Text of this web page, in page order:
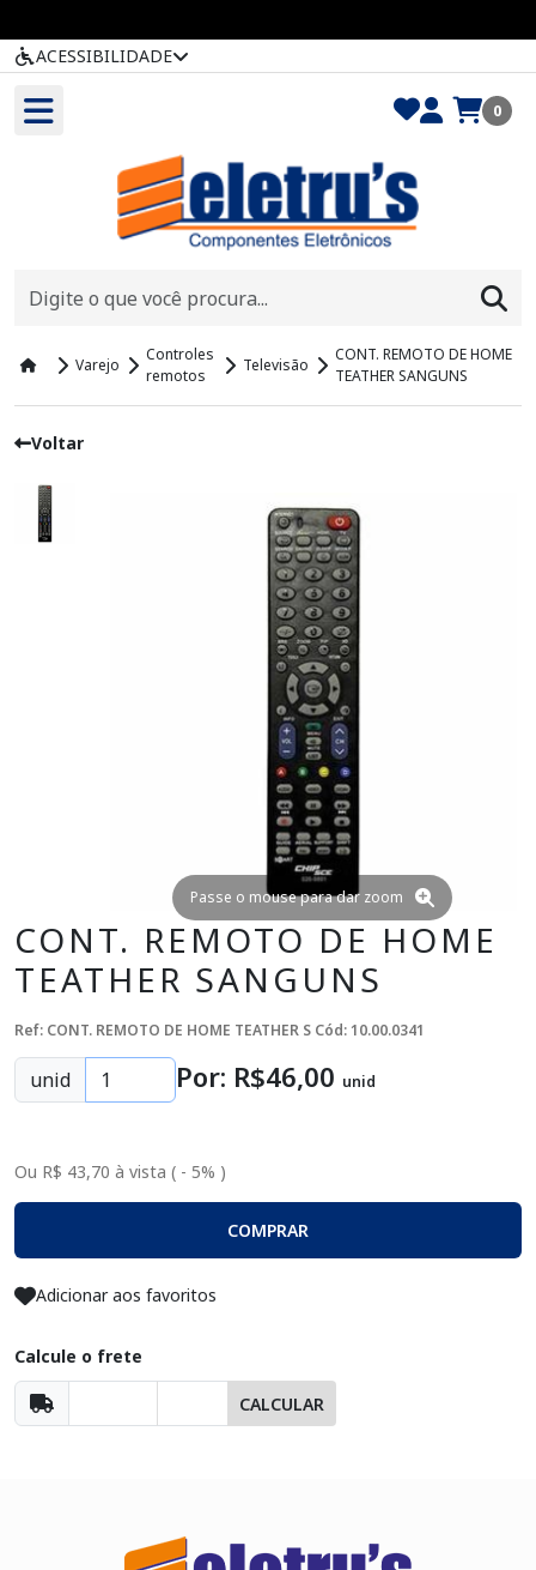
ACESSIBILIDADE
0
Varejo
Controles
remotos
Televisão
CONT. REMOTO DE HOME
TEATHER SANGUNS
Voltar
Passe o mouse para dar zoom
CONT. REMOTO DE HOME
TEATHER SANGUNS
Ref: CONT. REMOTO DE HOME TEATHER S Cód: 10.00.0341
unid Por: R$46,00 unid
Ou R$ 43,70 à vista ( - 5% )
COMPRAR
Adicionar aos favoritos
Calcule o frete
CALCULAR